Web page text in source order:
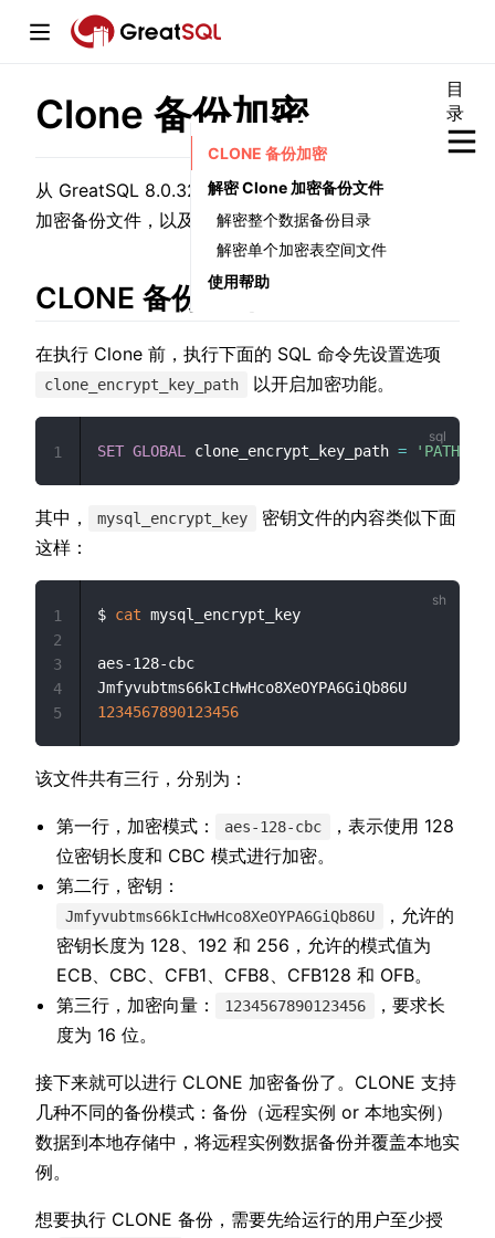
Clone 备份加密
从 GreatSQL 8.0.32-25 起支持在执行 Clone 备份时
加密备份文件，以及对加密后的备份文件解密。
CLONE 备份加密
在执行 Clone 前，执行下面的 SQL 命令先设置选项
clone_encrypt_key_path 以开启加密功能。
SET GLOBAL clone_encrypt_key_path = 'PATH/
1
其中， mysql_encrypt_key
密钥文件的内容类似下面
这样：
$ cat mysql_encrypt_key
aes-128-cbc
1234567890123456
1
2
3
4
5
该文件共有三行，分别为：
第一行，加密模式： aes-128-cbc
，表示使用 128
位密钥长度和 CBC 模式进行加密。
第二行，密钥：
Jmfyvubtms66kIcHwHco8XeOYPA6GiQb86U
，允许的
密钥长度为 128、192 和 256，允许的模式值为
ECB、CBC、CFB1、CFB8、CFB128 和 OFB。
第三行，加密向量：
1234567890123456
，要求长
度为 16 位。
接下来就可以进行 CLONE 加密备份了。CLONE 支持
几种不同的备份模式：备份（远程实例 or 本地实例）
数据到本地存储中，将远程实例数据备份并覆盖本地实
例。
想要执行 CLONE 备份，需要先给运行的用户至少授
目
录
CLONE 备份加密
解密 Clone 加密备份文件
解密整个数据备份目录
解密单个加密表空间文件
使用帮助